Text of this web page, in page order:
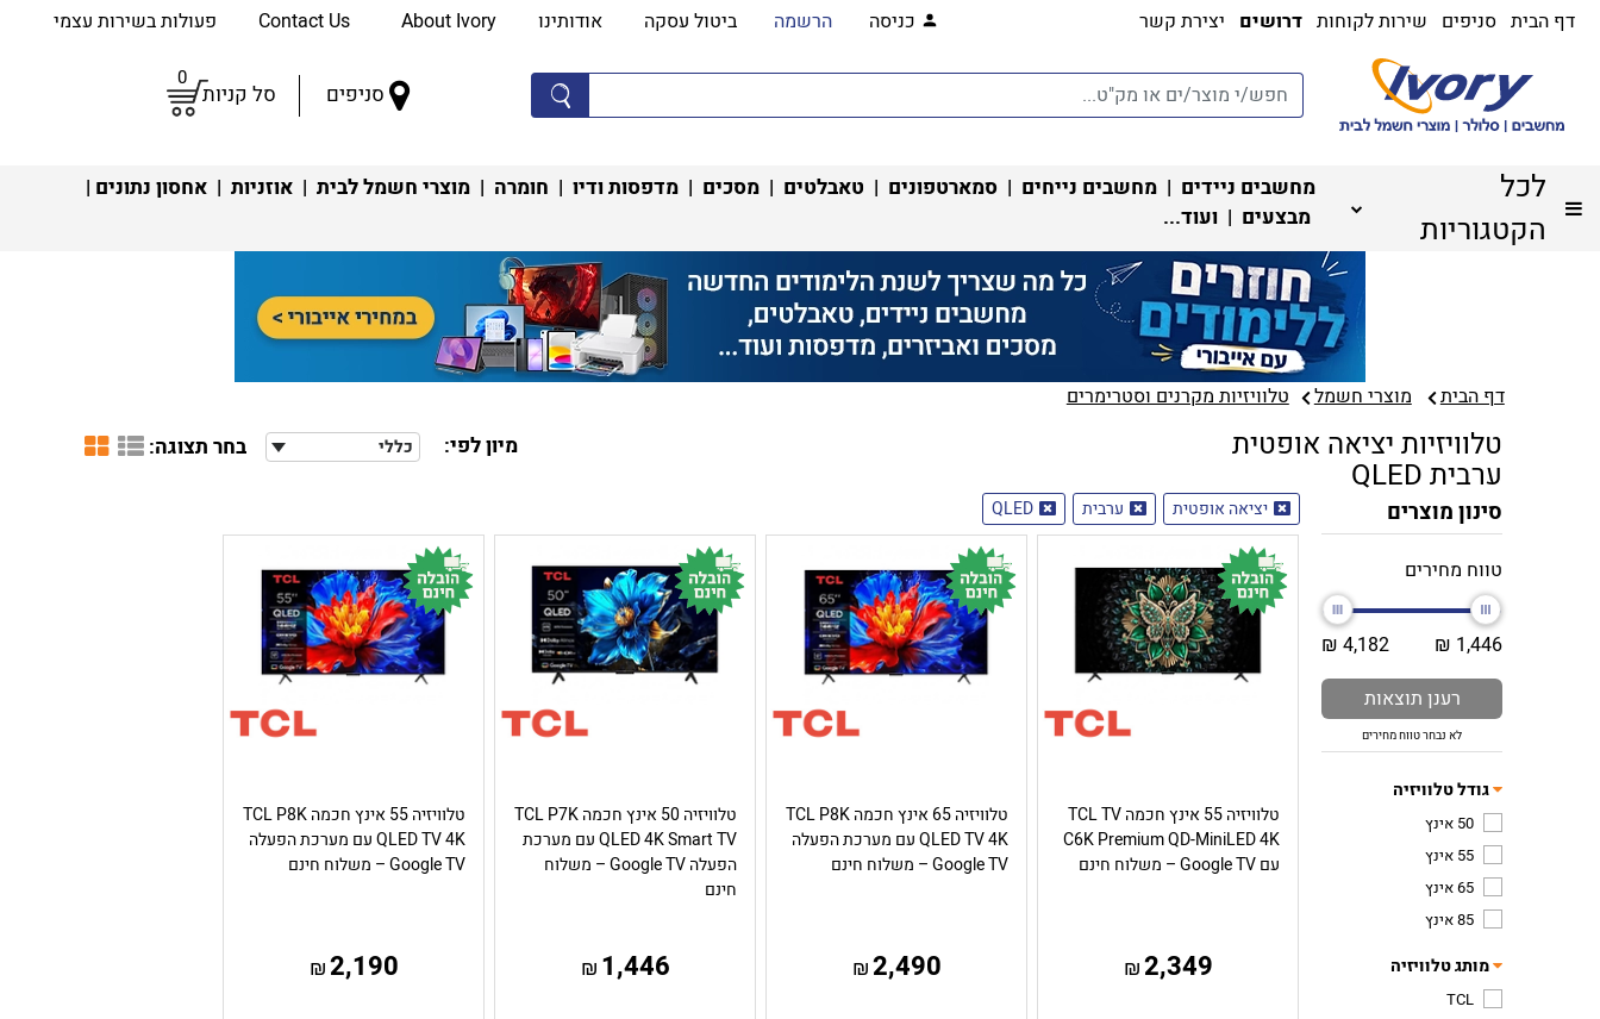
דף הבית סניפים שירות לקוחות דרושים יצירת קשר כניסה הרשמה ביטול עסקה אודותינו About Ivory פעולות בשירות עצמי
סניפים סל קניות
0
לכל
הקטגוריות
מחשבים ניידים | מחשבים נייחים | סמארטפונים | טאבלטים | מסכים | מדפסות ודיו | חומרה | מוצרי חשמל לבית | אוזניות | אחסון נתונים |
מבצעים | ועוד...
דף הבית מוצרי חשמל טלוויזיות מקרנים וסטרימרים‏
טלוויזיות יציאה אופטית
ערבית QLED
מיון לפי: כללי בחר תצוגה:
סינון מוצרים
טווח מחירים
1,446 ₪
4,182 ₪
רענן תוצאות
לא נבחר טווח מחירים
גודל טלוויזיה
50 אינץ
55 אינץ
65 אינץ
85 אינץ
מותג טלוויזיה
TCL
יציאה אופטית ערבית QLED
טלוויזיה 55 אינץ חכמה TCL TV
C6K Premium QD-MiniLED 4K
עם Google TV – משלוח חינם
2,349
₪
טלוויזיה 65 אינץ חכמה TCL P8K
QLED TV 4K עם מערכת הפעלה
Google TV – משלוח חינם
2,490
₪
טלוויזיה 50 אינץ חכמה TCL P7K
QLED 4K Smart TV עם מערכת
הפעלה Google TV – משלוח
חינם
1,446
₪
טלוויזיה 55 אינץ חכמה TCL P8K
QLED TV 4K עם מערכת הפעלה
Google TV – משלוח חינם
2,190
₪